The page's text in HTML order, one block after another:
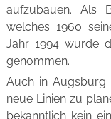
aufzubauen. Als
welches 1960
Jahr 1994 wurde
genommen.
Auch in Augsburg
neue Linien zu
bekanntlich kein